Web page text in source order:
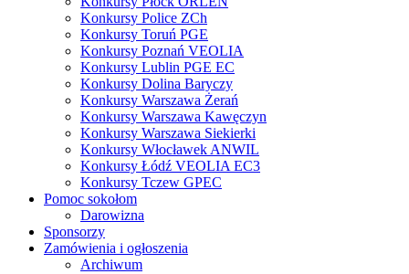
Konkursy Police ZCh
Konkursy Toruń PGE
Konkursy Poznań VEOLIA
Konkursy Lublin PGE EC
Konkursy Dolina Baryczy
Konkursy Warszawa Żerań
Konkursy Warszawa Kawęczyn
Konkursy Warszawa Siekierki
Konkursy Włocławek ANWIL
Konkursy Łódź VEOLIA EC3
Konkursy Tczew GPEC
Pomoc sokołom
Darowizna
Sponsorzy
Zamówienia i ogłoszenia
Archiwum